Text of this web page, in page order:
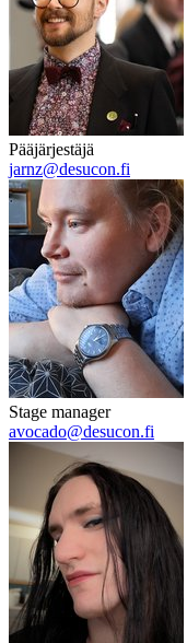
Pääjärjestäjä
jarnz@desucon.fi
Stage manager
avocado@desucon.fi